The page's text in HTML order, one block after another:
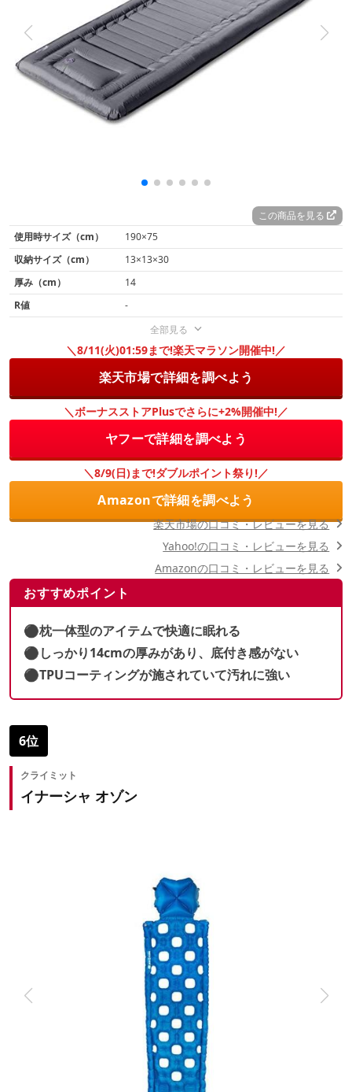
この商品を見る
使用時サイズ（cm）
190×75
収納サイズ（cm）
13×13×30
厚み（cm）
14
R値
-
全部見る
＼8/11(火)01:59まで!楽天マラソン開催中!／
楽天市場で詳細を調べよう
＼ボーナスストアPlusでさらに+2%開催中!／
ヤフーで詳細を調べよう
＼8/9(日)まで!ダブルポイント祭り!／
Amazonで詳細を調べよう
おすすめポイント
⚫︎枕一体型のアイテムで快適に眠れる
⚫︎しっかり14cmの厚みがあり、底付き感がない
⚫︎TPUコーティングが施されていて汚れに強い
楽天市場の口コミ・レビューを見る
Yahoo!の口コミ・レビューを見る
Amazonの口コミ・レビューを見る
6位
クライミット
イナーシャ オゾン